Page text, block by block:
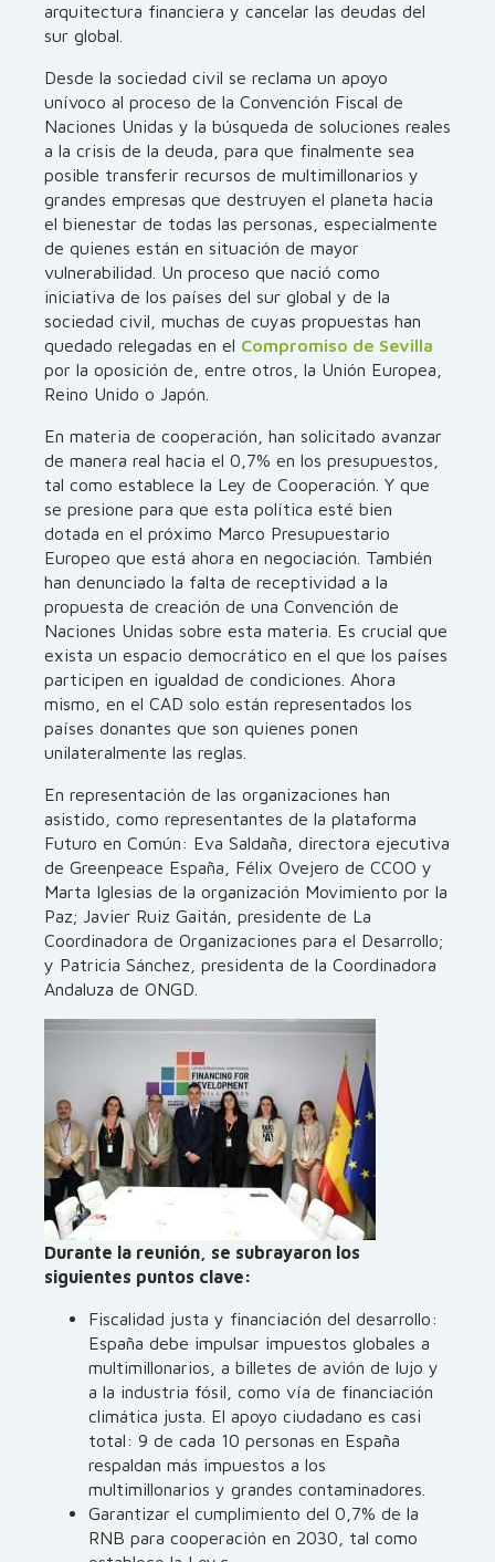
arquitectura financiera y cancelar las deudas del
sur global.
Desde la sociedad civil se reclama un apoyo
unívoco al proceso de la Convención Fiscal de
Naciones Unidas y la búsqueda de soluciones reales
a la crisis de la deuda, para que finalmente sea
posible transferir recursos de multimillonarios y
grandes empresas que destruyen el planeta hacia
el bienestar de todas las personas, especialmente
de quienes están en situación de mayor
vulnerabilidad. Un proceso que nació como
iniciativa de los países del sur global y de la
sociedad civil, muchas de cuyas propuestas han
quedado relegadas en el Compromiso de Sevilla
por la oposición de, entre otros, la Unión Europea,
Reino Unido o Japón.
En materia de cooperación, han solicitado avanzar
de manera real hacia el 0,7% en los presupuestos,
tal como establece la Ley de Cooperación. Y que
se presione para que esta política esté bien
dotada en el próximo Marco Presupuestario
Europeo que está ahora en negociación. También
han denunciado la falta de receptividad a la
propuesta de creación de una Convención de
Naciones Unidas sobre esta materia. Es crucial que
exista un espacio democrático en el que los países
participen en igualdad de condiciones. Ahora
mismo, en el CAD solo están representados los
países donantes que son quienes ponen
unilateralmente las reglas.
En representación de las organizaciones han
asistido, como representantes de la plataforma
Futuro en Común: Eva Saldaña, directora ejecutiva
de Greenpeace España, Félix Ovejero de CCOO y
Marta Iglesias de la organización Movimiento por la
Paz; Javier Ruiz Gaitán, presidente de La
Coordinadora de Organizaciones para el Desarrollo;
y Patricia Sánchez, presidenta de la Coordinadora
Andaluza de ONGD.
Durante la reunión, se subrayaron los
siguientes puntos clave:
Fiscalidad justa y financiación del desarrollo:
España debe impulsar impuestos globales a
multimillonarios, a billetes de avión de lujo y
a la industria fósil, como vía de financiación
climática justa. El apoyo ciudadano es casi
total: 9 de cada 10 personas en España
respaldan más impuestos a los
multimillonarios y grandes contaminadores.
Garantizar el cumplimiento del 0,7% de la
RNB para cooperación en 2030, tal como